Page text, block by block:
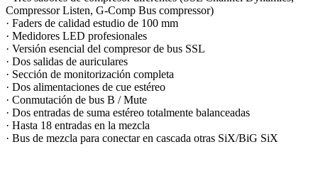
Compressor Listen, G-Comp Bus compressor)
· Faders de calidad estudio de 100 mm
· Medidores LED profesionales
· Versión esencial del compresor de bus SSL
· Dos salidas de auriculares
· Sección de monitorización completa
· Dos alimentaciones de cue estéreo
· Conmutación de bus B / Mute
· Dos entradas de suma estéreo totalmente balanceadas
· Hasta 18 entradas en la mezcla
· Bus de mezcla para conectar en cascada otras SiX/BiG SiX